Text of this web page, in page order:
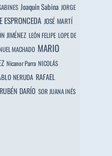
Joaquín Sabina JORGE
ESPRONCEDA JOSÉ MARTÍ
JIMÉNEZ LEÓN FELIPE LOPE DE
MACHADO MARIO
Nicanor Parra NICOLÁS
NERUDA RAFAEL
RUBÉN DARÍO SOR JUANA INÉS